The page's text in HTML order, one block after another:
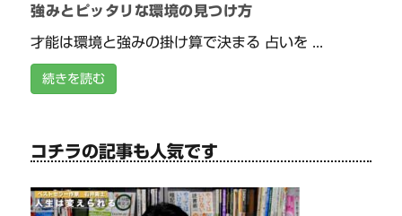
強みとピッタリな環境の見つけ方
才能は環境と強みの掛け算で決まる 占いを ...
続きを読む
コチラの記事も人気です